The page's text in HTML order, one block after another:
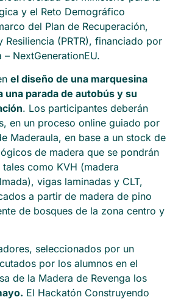
y el Reto Demográfico
del Plan de Recuperación,
Resiliencia (PRTR), financiado por
NextGenerationEU.
el diseño de una marquesina
una parada de autobús y su
. Los participantes deberán
en un proceso online guiado por
Maderaula, en base a un stock de
de madera que se pondrán
como KVH (madera
vigas laminadas y CLT,
a partir de madera de pino
de bosques de la zona centro y
seleccionados por un
por los alumnos en el
de la Madera de Revenga los
El Hackatón Construyendo